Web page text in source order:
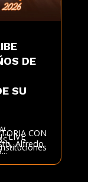
DE
SU
CON
"LIVE
Alfredo